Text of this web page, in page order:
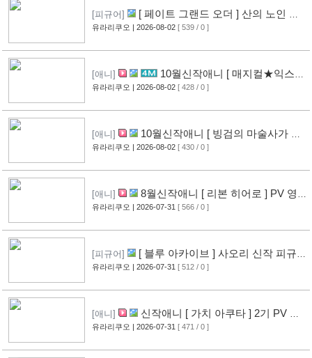
[피규어]
[ 페이트 그랜드 오더 ] 산의 노인 신
작 피규어 공개 [16]
유라리쿠오 | 2026-08-02 [ 539 / 0 ]
[애니]
10월신작애니 [ 매지컬★익스플
로러 ] PV 영상 공개 [11]
유라리쿠오 | 2026-08-02 [ 428 / 0 ]
[애니]
10월신작애니 [ 빙검의 마술사가 세
계를 다스린다 ] 2기 PV 영상 공개
유라리쿠오 | 2026-08-02 [ 430 / 0 ]
[애니]
8월신작애니 [ 리본 히어로 ] PV 영
상 공개
[11]
유라리쿠오 | 2026-07-31 [ 566 / 0 ]
[피규어]
[ 블루 아카이브 ] 사오리 신작 피규어
공개 [10]
유라리쿠오 | 2026-07-31 [ 512 / 0 ]
[애니]
신작애니 [ 가치 아쿠타 ] 2기 PV 영
상 공개
[13]
유라리쿠오 | 2026-07-31 [ 471 / 0 ]